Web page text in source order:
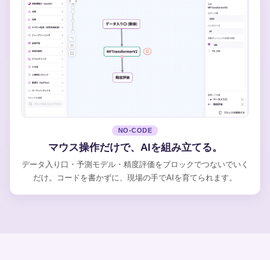
NO-CODE
マウス操作だけで、AIを組み立てる。
データ入り口・予測モデル・精度評価をブロックでつないでいく
だけ。コードを書かずに、現場の手でAIを育てられます。